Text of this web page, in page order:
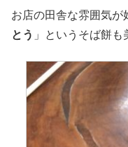
お店の田舎な雰囲気が
とう 」というそば餅も